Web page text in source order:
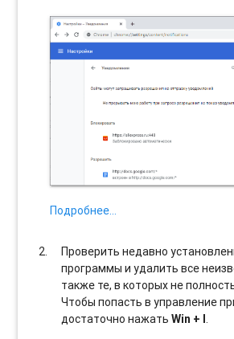
Подробнее…
Проверить недавно
программы и удалить все
также те, в которых не
Чтобы попасть в управление
достаточно нажатьWin + I.